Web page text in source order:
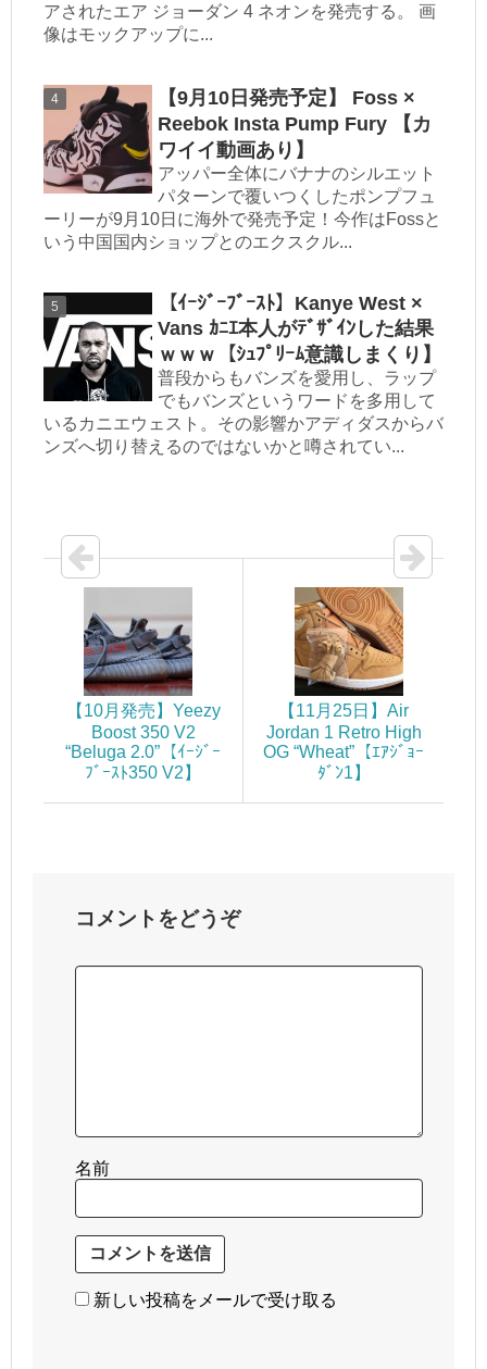
アされたエア ジョーダン 4 ネオンを発売する。 画
像はモックアップに...
【9月10日発売予定】 Foss ×
Reebok Insta Pump Fury 【カ
ワイイ動画あり】
アッパー全体にバナナのシルエット
パターンで覆いつくしたポンプフュ
ーリーが9月10日に海外で発売予定！今作はFossと
いう中国国内ショップとのエクスクル...
【ｲｰｼﾞｰﾌﾞｰｽﾄ】Kanye West ×
Vans ｶﾆｴ本人がﾃﾞｻﾞｲﾝした結果
ｗｗｗ【ｼｭﾌﾟﾘｰﾑ意識しまくり】
普段からもバンズを愛用し、ラップ
でもバンズというワードを多用して
いるカニエウェスト。その影響かアディダスからバ
ンズへ切り替えるのではないかと噂されてい...
【10月発売】Yeezy
Boost 350 V2
“Beluga 2.0”【ｲｰｼﾞｰ
ﾌﾞｰｽﾄ350 V2】
【11月25日】Air
Jordan 1 Retro High
OG “Wheat”【ｴｱｼﾞｮｰ
ﾀﾞﾝ1】
コメントをどうぞ
名前
新しい投稿をメールで受け取る